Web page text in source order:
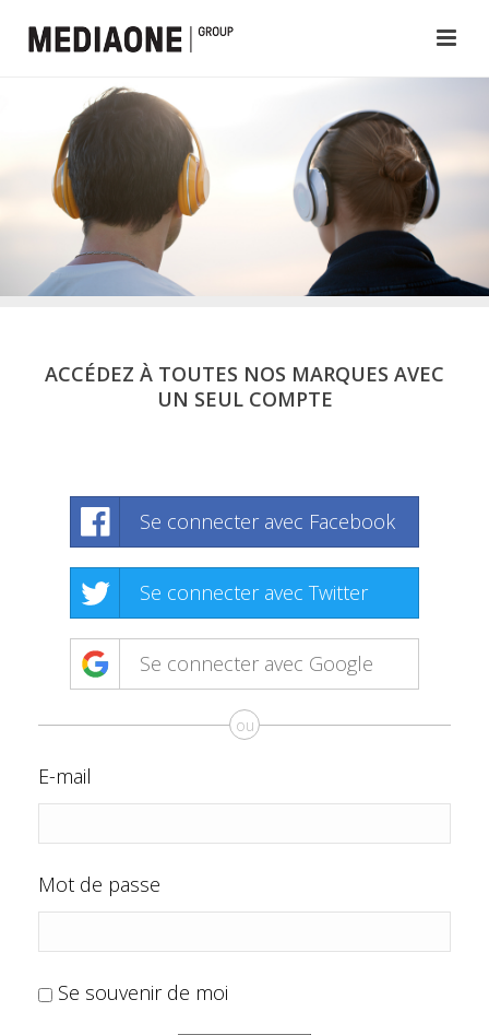
ACCÉDEZ À TOUTES NOS MARQUES AVEC
UN SEUL COMPTE
Se connecter avec Facebook
Se connecter avec Twitter
Se connecter avec Google
ou
E-mail
Mot de passe
Se souvenir de moi